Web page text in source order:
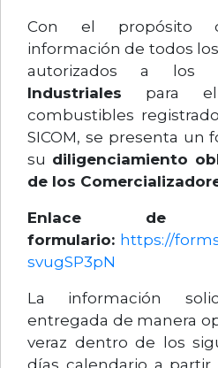
Con el propósito
información de todos
autorizados a los
Industriales para el
combustibles
SICOM, se presenta un
su diligenciamiento
de los
Enlace de
formulario: https://
svugSP3pN
La información
entregada de manera
veraz dentro de los
días calendario a